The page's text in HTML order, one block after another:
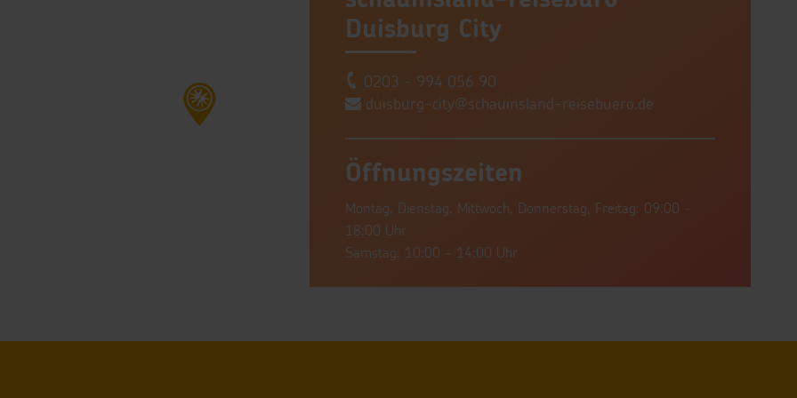
Duisburg City
0203 - 994 056 90
duisburg-city@schauinsland-reisebuero.de
Öffnungszeiten
Montag, Dienstag, Mittwoch, Donnerstag, Freitag: 09:00 -
18:00 Uhr
Samstag: 10:00 - 14:00 Uhr